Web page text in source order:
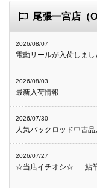
尾張一宮店（
2026/08/07
電動リールが入荷しまし
2026/08/03
最新入荷情報
2026/07/30
人気パックロッド中古品
2026/07/27
☆当店イチオシ☆ =鮎